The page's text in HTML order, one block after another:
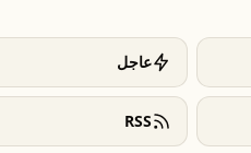
عاجل
RSS